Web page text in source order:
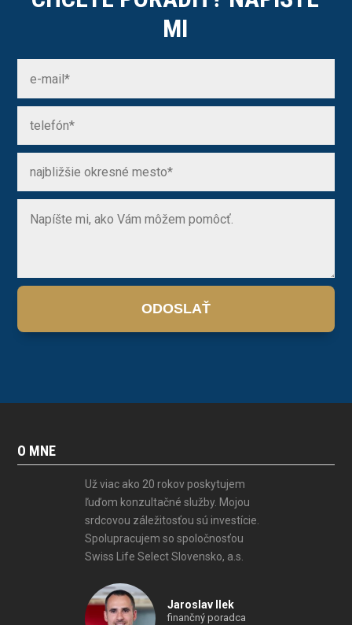
MI
ODOSLAŤ
O MNE
Už viac ako 20 rokov poskytujem
ľuďom konzultačné služby. Mojou
srdcovou záležitosťou sú investície.
Spolupracujem so spoločnosťou
Swiss Life Select Slovensko, a.s.
Jaroslav Ilek
finančný poradca